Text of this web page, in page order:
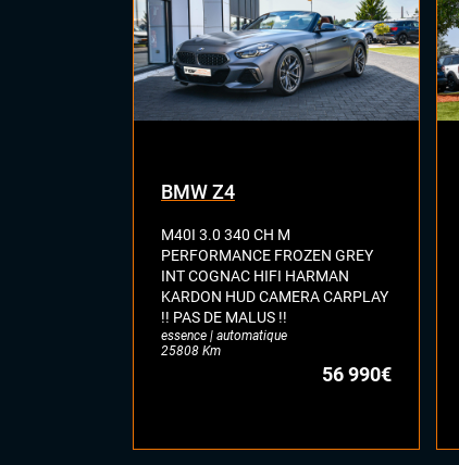
BMW Z4
M40I 3.0 340 CH M
PERFORMANCE FROZEN GREY
INT COGNAC HIFI HARMAN
KARDON HUD CAMERA CARPLAY
!! PAS DE MALUS !!
essence | automatique
25808 Km
56 990€